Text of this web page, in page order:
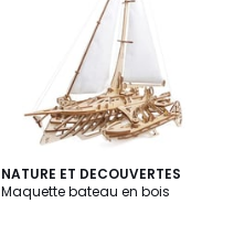
NATURE ET DECOUVERTES
Maquette bateau en bois